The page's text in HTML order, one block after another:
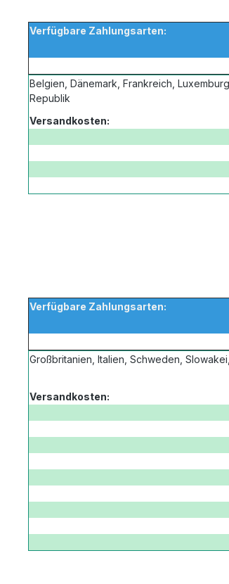
Verfügbare Zahlungsarten:
Belgien, Dänemark, Frankreich,
Republik
Versandkosten:
Verfügbare Zahlungsarten:
Großbritanien, Italien, Schweden,
Versandkosten: